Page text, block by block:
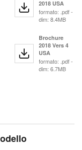
2018 USA
formato: .pdf -
dim: 8.4MB
Brochure
2018 Vers 4
USA
formato: .pdf -
dim: 6.7MB